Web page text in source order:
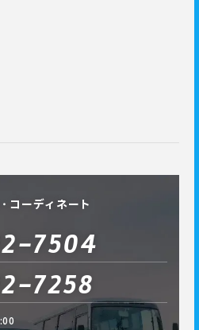
コーディネート
7504
7258